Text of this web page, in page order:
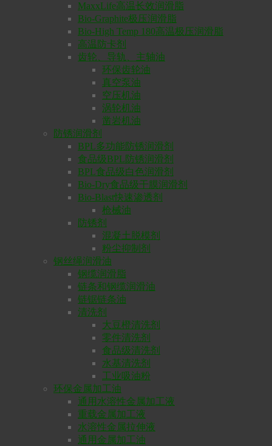
MaxxLife高温长效润滑脂
Bio-Graphite极压润滑脂
Bio-High Temp 180高温极压润滑脂
高温防卡剂
齿轮、导轨、主轴油
环保齿轮油
真空泵油
空压机油
涡轮机油
凿岩机油
防锈润滑剂
BPL多功能防锈润滑剂
食品级BPL防锈润滑剂
BPL食品级白色润滑剂
Bio-Dry食品级干膜润滑剂
Bio-Blast快速渗透剂
枪械油
防锈剂
混凝土脱模剂
粉尘抑制剂
钢丝绳润滑油
钢缆润滑脂
链条和钢缆润滑油
链锯链条油
清洗剂
大豆橙清洗剂
零件清洗剂
食品级清洗剂
水基清洗剂
工业吸油粉
环保金属加工油
通用水溶性金属加工液
重载金属加工液
水溶性金属拉伸液
通用金属加工油